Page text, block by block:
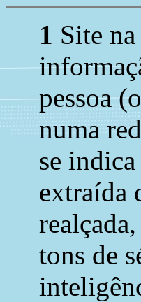
1 Site
pessoa
numa
se
extraída
tons de